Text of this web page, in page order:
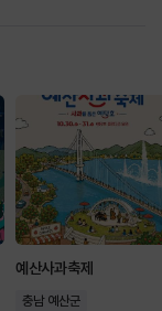
예산사과축제
충남 예산군